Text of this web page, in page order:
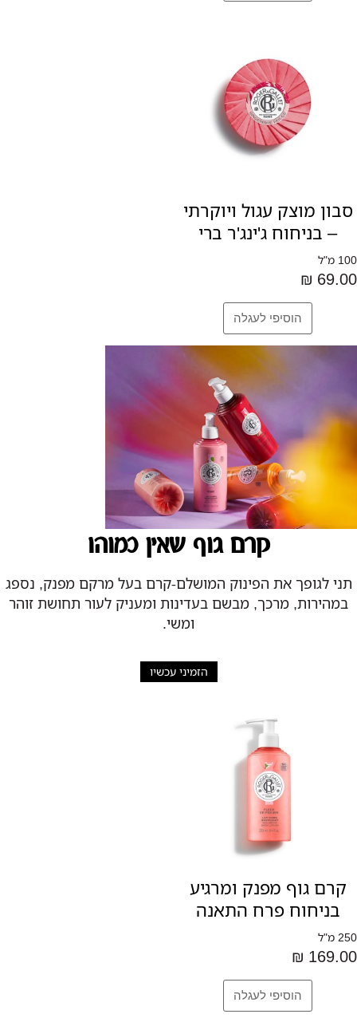
סבון מוצק עגול ויוקרתי
– בניחוח ג'ינג'ר ברי
100 מ"ל
69.00 ₪
קרם גוף שאין כמוהו
תני לגופך את הפינוק המושלם-קרם בעל מרקם מפנק, נספג
במהירות, מרכך, מבשם בעדינות ומעניק לעור תחושת זוהר
ומשי.
הזמיני עכשיו
קרם גוף מפנק ומרגיע
בניחוח פרח התאנה
250 מ"ל
169.00 ₪